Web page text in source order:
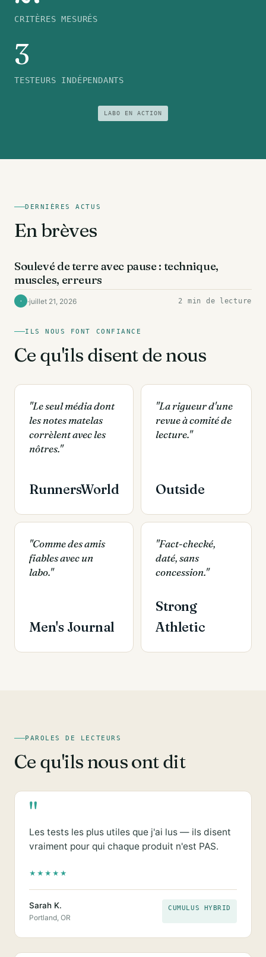
CRITÈRES MESURÉS
3
TESTEURS INDÉPENDANTS
LABO EN ACTION
DERNIÈRES ACTUS
En brèves
Soulevé de terre avec pause : technique,
muscles, erreurs
· ·juillet 21, 2026 2 min de lecture
ILS NOUS FONT CONFIANCE
Ce qu'ils disent de nous
"Le seul média dont
les notes matelas
corrèlent avec les
nôtres."
RunnersWorld
"La rigueur d'une
revue à comité de
lecture."
Outside
"Comme des amis
fiables avec un
labo."
Men's Journal
"Fact-checké,
daté, sans
concession."
Strong
Athletic
PAROLES DE LECTEURS
Ce qu'ils nous ont dit
"
Les tests les plus utiles que j'ai lus — ils disent
vraiment pour qui chaque produit n'est PAS.
★ ★ ★ ★ ★
Sarah K.
Portland, OR
CUMULUS HYBRID